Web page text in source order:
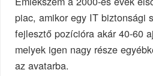
piac, amikor egy IT biztonsági
fejlesztő pozícióra akár 40-60
melyek igen nagy része
az avatarba.